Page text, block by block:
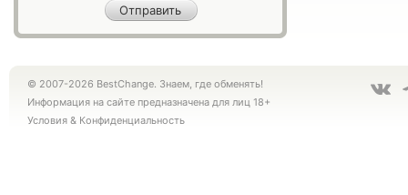
© 2007-2026 BestChange. Знаем, где обменять!
Информация на сайте предназначена для лиц 18+
Условия & Конфиденциальность